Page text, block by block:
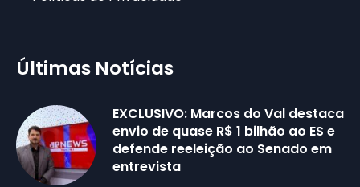
Últimas Notícias
EXCLUSIVO: Marcos do Val destaca
envio de quase R$ 1 bilhão ao ES e
defende reeleição ao Senado em
entrevista